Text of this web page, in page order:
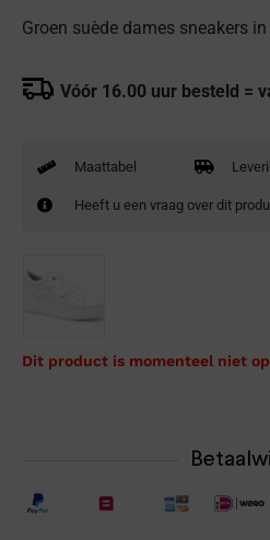
Groen suède dames sneakers
Vóór 16.00 uur besteld =
Maattabel
Heeft u een vraag over dit
Dit product is momenteel niet